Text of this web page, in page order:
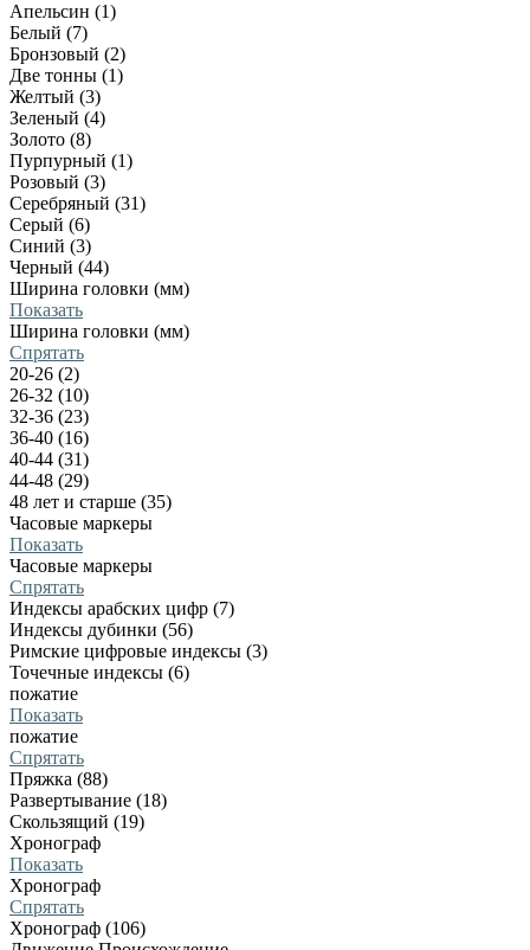
Апельсин (1)
Белый (7)
Бронзовый (2)
Две тонны (1)
Желтый (3)
Зеленый (4)
Золото (8)
Пурпурный (1)
Розовый (3)
Серебряный (31)
Серый (6)
Синий (3)
Черный (44)
Ширина головки (мм)
Показать
Ширина головки (мм)
Спрятать
20-26 (2)
26-32 (10)
32-36 (23)
36-40 (16)
40-44 (31)
44-48 (29)
48 лет и старше (35)
Часовые маркеры
Показать
Часовые маркеры
Спрятать
Индексы арабских цифр (7)
Индексы дубинки (56)
Римские цифровые индексы (3)
Точечные индексы (6)
пожатие
Показать
пожатие
Спрятать
Пряжка (88)
Развертывание (18)
Скользящий (19)
Хронограф
Показать
Хронограф
Спрятать
Хронограф (106)